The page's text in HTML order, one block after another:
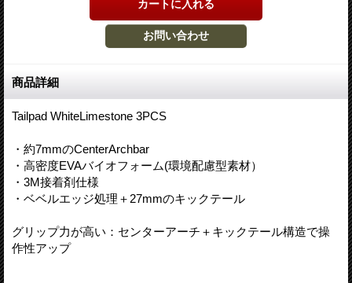
商品詳細
Tailpad WhiteLimestone 3PCS
・約7mmのCenterArchbar
・高密度EVAバイオフォーム(環境配慮型素材）
・3M接着剤仕様
・ベベルエッジ処理＋27mmのキックテール
グリップ力が高い：センターアーチ＋キックテール構造で操
作性アップ